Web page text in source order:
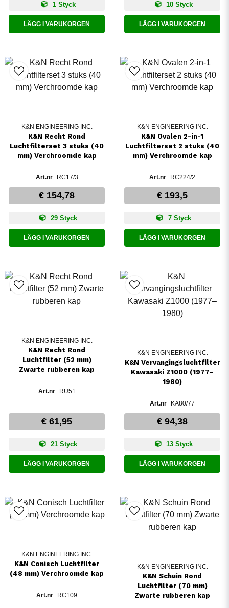
1 Styck
LÄGG I VARUKORGEN
10 Styck
LÄGG I VARUKORGEN
K&N ENGINEERING INC.
K&N Recht Rond
Luchtfilterset 3 stuks (40
mm) Verchroomde kap
RC17/3
€ 154,78
29 Styck
LÄGG I VARUKORGEN
K&N ENGINEERING INC.
K&N Ovalen 2-in-1
Luchtfilterset 2 stuks (40
mm) Verchroomde kap
RC224/2
€ 193,5
7 Styck
LÄGG I VARUKORGEN
K&N ENGINEERING INC.
K&N Recht Rond
Luchtfilter (52 mm)
Zwarte rubberen kap
RU51
€ 61,95
21 Styck
LÄGG I VARUKORGEN
K&N ENGINEERING INC.
K&N Vervangingsluchtfilter
Kawasaki Z1000 (1977–
1980)
KA80/77
€ 94,38
13 Styck
LÄGG I VARUKORGEN
K&N ENGINEERING INC.
K&N Conisch Luchtfilter
(48 mm) Verchroomde kap
RC109
K&N ENGINEERING INC.
K&N Schuin Rond
Luchtfilter (70 mm)
Zwarte rubberen kap